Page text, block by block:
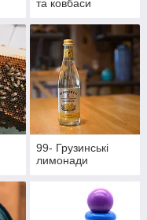
та ковбаси
99- Грузинські
лимонади